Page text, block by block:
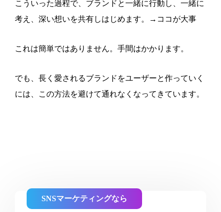
こういった過程で、ブランドと一緒に行動し、一緒に
考え、深い想いを共有しはじめます。→ココが大事
これは簡単ではありません。手間はかかります。
でも、長く愛されるブランドをユーザーと作っていく
には、この方法を避けて通れなくなってきています。
SNSマーケティングなら